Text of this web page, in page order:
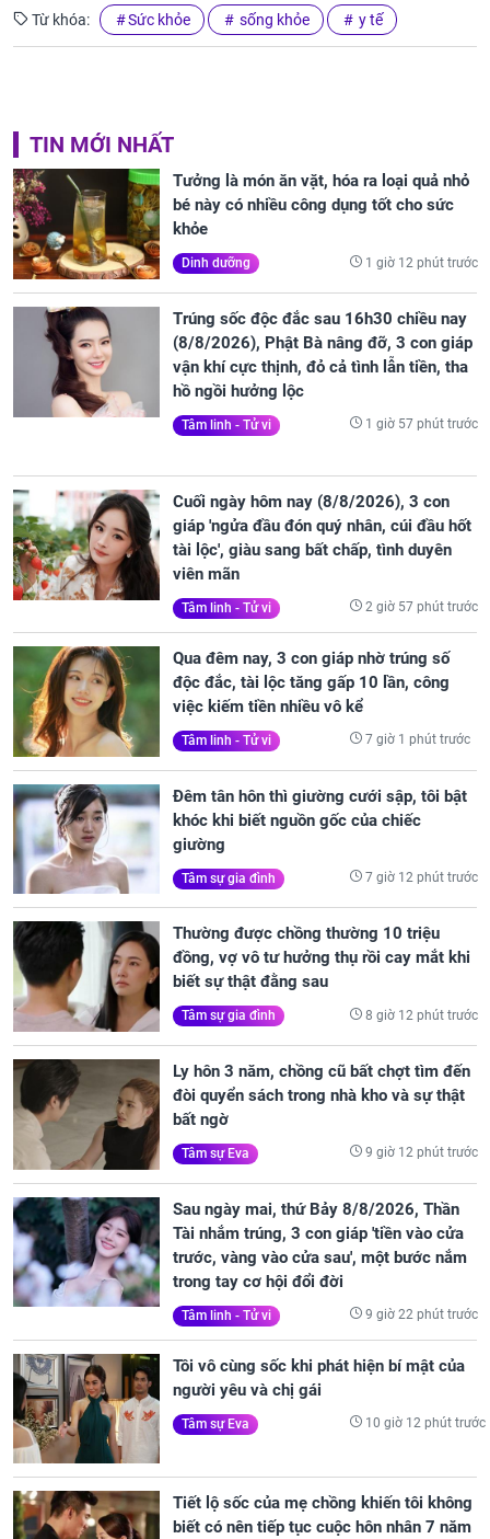
Từ khóa: Sức khỏe sống khỏe y tế
TIN MỚI NHẤT
Tưởng là món ăn vặt, hóa ra loại quả nhỏ
bé này có nhiều công dụng tốt cho sức
khỏe
Dinh dưỡng 1 giờ 12 phút trước
Trúng sốc độc đắc sau 16h30 chiều nay
(8/8/2026), Phật Bà nâng đỡ, 3 con giáp
vận khí cực thịnh, đỏ cả tình lẫn tiền, tha
hồ ngồi hưởng lộc
Tâm linh - Tử vi 1 giờ 57 phút trước
Cuối ngày hôm nay (8/8/2026), 3 con
giáp 'ngửa đầu đón quý nhân, cúi đầu hốt
tài lộc', giàu sang bất chấp, tình duyên
viên mãn
Tâm linh - Tử vi 2 giờ 57 phút trước
Qua đêm nay, 3 con giáp nhờ trúng số
độc đắc, tài lộc tăng gấp 10 lần, công
việc kiếm tiền nhiều vô kể
Tâm linh - Tử vi 7 giờ 1 phút trước
Đêm tân hôn thì giường cưới sập, tôi bật
khóc khi biết nguồn gốc của chiếc
giường
Tâm sự gia đình 7 giờ 12 phút trước
Thường được chồng thường 10 triệu
đồng, vợ vô tư hưởng thụ rồi cay mắt khi
biết sự thật đằng sau
Tâm sự gia đình 8 giờ 12 phút trước
Ly hôn 3 năm, chồng cũ bất chợt tìm đến
đòi quyển sách trong nhà kho và sự thật
bất ngờ
Tâm sự Eva 9 giờ 12 phút trước
Sau ngày mai, thứ Bảy 8/8/2026, Thần
Tài nhắm trúng, 3 con giáp 'tiền vào cửa
trước, vàng vào cửa sau', một bước nắm
trong tay cơ hội đổi đời
Tâm linh - Tử vi 9 giờ 22 phút trước
Tôi vô cùng sốc khi phát hiện bí mật của
người yêu và chị gái
Tâm sự Eva 10 giờ 12 phút trước
Tiết lộ sốc của mẹ chồng khiến tôi không
biết có nên tiếp tục cuộc hôn nhân 7 năm